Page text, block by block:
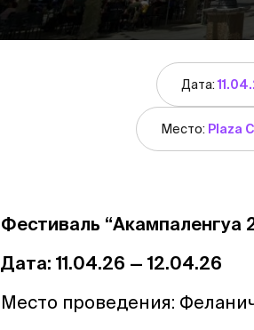
Дата:
Место: Plaza
Фестиваль “Акампаленгуа
Дата: 11.04.26 — 12.04.26
Место проведения: